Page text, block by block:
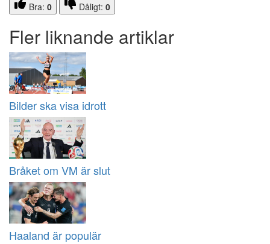
Bra: 0 Dåligt: 0
Fler liknande artiklar
Bilder ska visa idrott
Bråket om VM är slut
Haaland är populär